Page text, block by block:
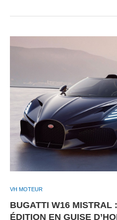
VH MOTEUR
BUGATTI W16 MISTRAL
ÉDITION EN GUISE